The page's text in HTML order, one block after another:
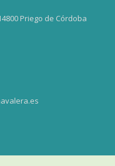
Priego de Córdoba